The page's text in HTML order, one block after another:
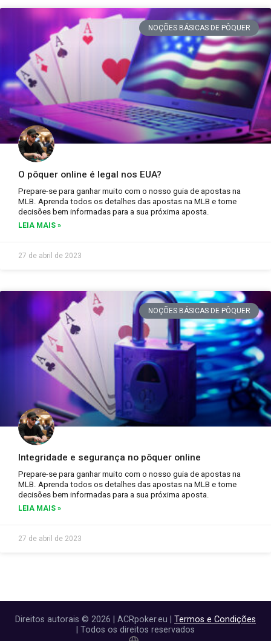
NOÇÕES BÁSICAS DE PÔQUER
O pôquer online é legal nos EUA?
Prepare-se para ganhar muito com o nosso guia de apostas na
MLB. Aprenda todos os detalhes das apostas na MLB e tome
decisões bem informadas para a sua próxima aposta.
LEIA MAIS »
27 de abril de 2023
NOÇÕES BÁSICAS DE PÔQUER
Integridade e segurança no pôquer online
Prepare-se para ganhar muito com o nosso guia de apostas na
MLB. Aprenda todos os detalhes das apostas na MLB e tome
decisões bem informadas para a sua próxima aposta.
LEIA MAIS »
27 de abril de 2023
Direitos autorais © 2026 | ACRpoker.eu | Termos e Condições
| Todos os direitos reservados